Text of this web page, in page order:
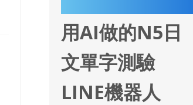
用AI做的N5日
文單字測驗
LINE機器人